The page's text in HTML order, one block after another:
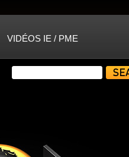
VIDÉOS IE / PME